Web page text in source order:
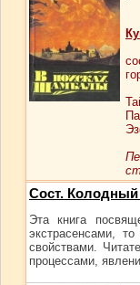
Сост.
Эта книга
экстрасенсами,
свойствами.
процессами,